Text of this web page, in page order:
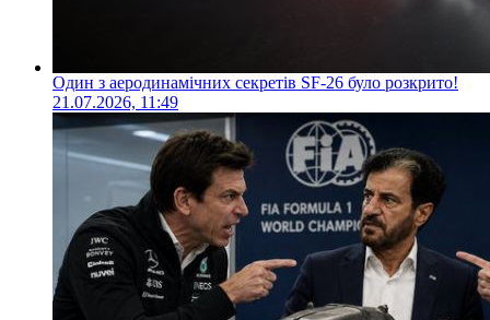
Один з аеродинамічних секретів SF-26 було розкрито!
21.07.2026, 11:49